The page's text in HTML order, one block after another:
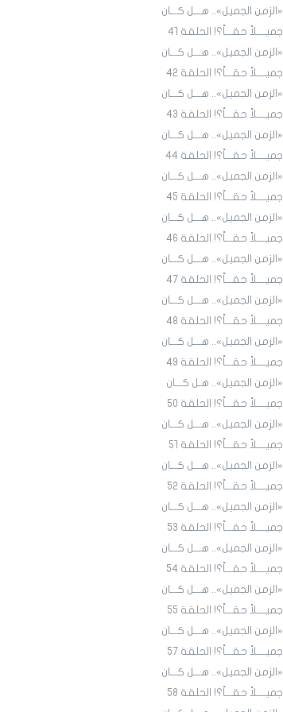
«الزمن الجميل».. هـــل كـــان
جميــــلاً حقـــاً؟! الحلقة 4١
«الزمن الجميل».. هـــل كـــان
جميــــلاً حقـــاً؟! الحلقة 4٢
«الزمن الجميل».. هـــل كـــان
جميــــلاً حقـــاً؟! الحلقة 43
«الزمن الجميل».. هـــل كـــان
جميــــلاً حقـــاً؟! الحلقة 44
«الزمن الجميل».. هـــل كـــان
جميــــلاً حقـــاً؟! الحلقة 45
«الزمن الجميل».. هـــل كـــان
جميــــلاً حقـــاً؟! الحلقة ٤٦
«الزمن الجميل».. هـــل كـــان
جميــــلاً حقـــاً؟! الحلقة ٤7
«الزمن الجميل».. هـــل كـــان
جميــــلاً حقـــاً؟! الحلقة ٤٨
«الزمن الجميل».. هـــل كـــان
جميــــلاً حقـــاً؟! الحلقة ٤9
«الزمن الجميل».. هـل كـــان
جميــــلاً حقـــاً؟! الحلقة ٥٠
«الزمن الجميل».. هـــل كـــان
جميــــلاً حقـــاً؟! الحلقة ٥١
«الزمن الجميل».. هـــل كـــان
جميــــلاً حقـــاً؟! الحلقة 52
«الزمن الجميل».. هـــل كـــان
جميــــلاً حقـــاً؟! الحلقة 53
«الزمن الجميل».. هـــل كـــان
جميــــلاً حقـــاً؟! الحلقة 54
«الزمن الجميل».. هـــل كـــان
جميــــلاً حقـــاً؟! الحلقة 55
«الزمن الجميل».. هـــل كـــان
جميــــلاً حقـــاً؟! الحلقة 57
«الزمن الجميل».. هـــل كـــان
جميــــلاً حقـــاً؟! الحلقة 58